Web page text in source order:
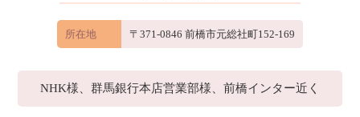
所在地 〒371-0846 前橋市元総社町152-169
NHK様、群馬銀行本店営業部様、前橋インター近く